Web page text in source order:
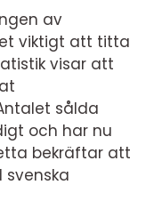
av
viktigt att titta
visar att
sålda
och har nu
bekräftar att